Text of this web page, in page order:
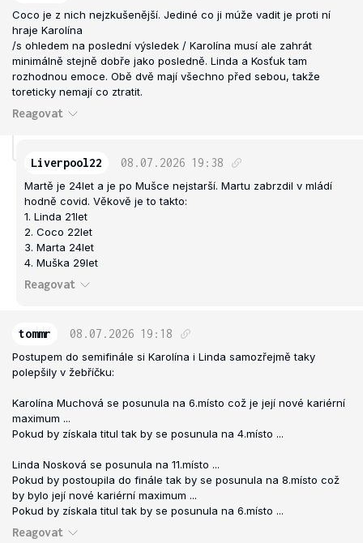
Coco je z nich nejzkušenější. Jediné co ji múže vadit je proti ní
hraje Karolína
/s ohledem na poslední výsledek / Karolína musí ale zahrát
minimálně stejně dobře jako posledně. Linda a Kosťuk tam
rozhodnou emoce. Obě dvě mají všechno před sebou, takže
toreticky nemají co ztratit.
Reagovat
Liverpool22 08.07.2026 19:38
Martě je 24let a je po Mušce nejstarší. Martu zabrzdil v mládí
hodně covid. Věkově je to takto:
1. Linda 21let
2. Coco 22let
3. Marta 24let
4. Muška 29let
Reagovat
tommr 08.07.2026 19:18
Postupem do semifinále si Karolína i Linda samozřejmě taky
polepšily v žebříčku:
Karolína Muchová se posunula na 6.místo což je její nové kariérní
maximum ...
Pokud by získala titul tak by se posunula na 4.místo ...
Linda Nosková se posunula na 11.místo ...
Pokud by postoupila do finále tak by se posunula na 8.místo což
by bylo její nové kariérní maximum ...
Pokud by získala titul tak by se posunula na 6.místo ...
Reagovat